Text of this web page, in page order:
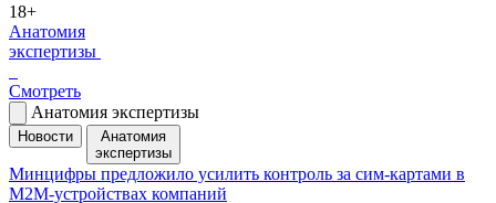
18+
Анатомия
экспертизы
Смотреть
Анатомия экспертизы
Новости
Анатомия
экспертизы
Минцифры предложило усилить контроль за сим-картами в
M2M-устройствах компаний